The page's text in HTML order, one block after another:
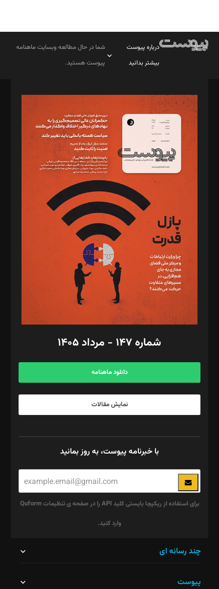
درباره پیوست
بیشتر بدانید
شما در حال مطالعه وبسایت ماهنامه
پیوست هستید.
مدیر مسئول: محمدباقر اثنی‌عشری
سردبیر: مهرک محمودی
دبیر تحریریه: میثم قاسمی
د‌بیر ناداستان: سمانه سمیع
د‌بیر خدمت و تجارت: ابوالفضل رجبی
د‌بیر حقوق فناوری: حسام‌الدین ایپکچی
د‌بیر پیوست جهان: مینا پاکدل
د‌بیر تحریریه آنلاین: بابک نقاش
تحریریه‌: مجتبی محمود‌ی، آرش برهمند، یسنا امان‌پور، سروش کرمیان،
مصطفی مسجدی آرانی، ابوالفضل رجبی، زهرا فکرانه، فائزه فتحی
رستمی،مصطفی باستان
ویرایش: نگار استاد‌‌آقا
طراح یونیفرم: مجید توکلی
فیلمبرداری و عکاسی: امیر شفیعی، مانی لطفی زاده
گرافیک و صفحه‌آرایی: سید‌سبحان‌علی ثابت
مد‌یر توسعه تجاری: کامبیز برید‌
امور مالی: شاپور رهبری، محمد‌ کاظمی‌نیا
آگهی و مشترکین: ۰۹۱۹۹۹۹۰۴۵۴
شماره ۱۴۷ - مرداد ۱۴۰۵
دانلود ماهنامه
نمایش مقالات
با خبرنامه پیوست، به روز بمانید
برای استفاده از ریکپچا بایستی کلید API را در صفحه ی تنظیمات Quform
وارد کنید.
نباید
چند رسانه ای
پیوست